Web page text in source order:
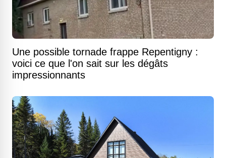
Une possible tornade frappe Repentigny :
voici ce que l'on sait sur les dégâts
impressionnants